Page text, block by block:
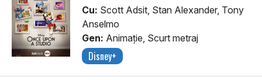
Cu: Scott Adsit, Stan Alexander, Tony
Anselmo
Gen: Animaţie, Scurt metraj
Disney+